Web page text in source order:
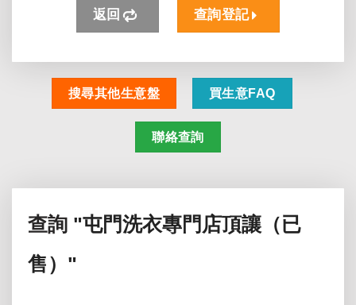
返回 查詢登記
搜尋其他生意盤 買生意FAQ
聯絡查詢
查詢 "屯門洗衣專門店頂讓（已
售）"